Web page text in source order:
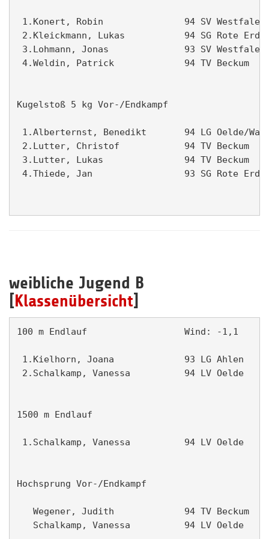
1.Konert, Robin               94 SV
2.Kleickmann, Lukas           94 SG
3.Lohmann, Jonas              93 SV
4.Weldin, Patrick             94 TV
Kugelstoß 5 kg Vor-/Endkampf
1.Alberternst, Benedikt       94 LG Oelde/
2.Lutter, Christof            94 TV
3.Lutter, Lukas               94 TV
4.Thiede, Jan                 93 SG Rote
weibliche Jugend B
[Klassenübersicht]
100 m Endlauf                  Wind: -1,1
1.Kielhorn, Joana             93 LG
2.Schalkamp, Vanessa          94 LV
1500 m Endlauf
1.Schalkamp, Vanessa          94 LV
Hochsprung Vor-/Endkampf
Wegener, Judith             94 TV Beckum
Schalkamp, Vanessa          94 LV Oelde